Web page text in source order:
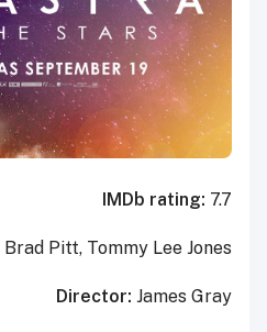
IMDb rating: 7.7
Brad Pitt, Tommy Lee Jones
Director: James Gray